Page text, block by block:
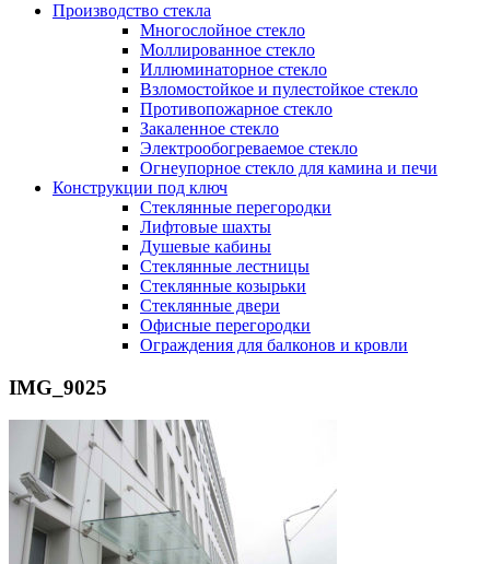
Производство стекла
Многослойное стекло
Моллированное стекло
Иллюминаторное стекло
Взломостойкое и пулестойкое стекло
Противопожарное стекло
Закаленное стекло
Электрообогреваемое стекло
Огнеупорное стекло для камина и печи
Конструкции под ключ
Стеклянные перегородки
Лифтовые шахты
Душевые кабины
Cтеклянные лестницы
Cтеклянные козырьки
Cтеклянные двери
Офисные перегородки
Ограждения для балконов и кровли
IMG_9025